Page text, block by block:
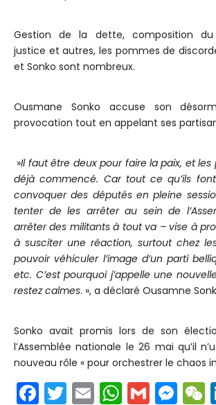
Gestion de la dette, composition du
justice et autres, les pommes de
et Sonko sont nombreux.
Ousmane Sonko accuse son
provocation tout en appelant ses
»Il faut être deux pour faire la paix, et
déjà commencé. Car tout ce qu’ils
convoquer des députés en pleine
tenter de les arrêter au sein de
arrêter des militants à tout va – vise à
à susciter une réaction, surtout chez
pouvoir véhiculer l’image d’un parti
etc. C’est pourquoi j’appelle une
restez calmes. », a déclaré Ousamne
Sonko avait promis lors de son
l’Assemblée nationale le 26 mai qu’il
nouveau rôle « pour orchestrer le chaos
F T E W G M